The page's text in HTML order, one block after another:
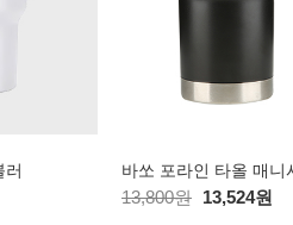
러 바쏘 포라인 타올 매니
13,800원 13,524원